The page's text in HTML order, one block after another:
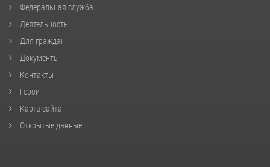
Федеральная служба
Деятельность
Для граждан
Документы
Контакты
Герои
Карта сайта
Открытые данные